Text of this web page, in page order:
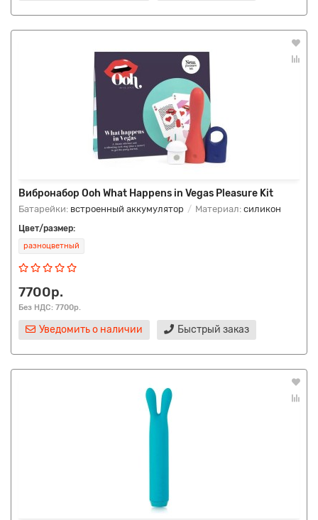
Вибронабор Ooh What Happens in Vegas Pleasure Kit
Батарейки: встроенный аккумулятор Материал: силикон
Цвет/размер:
разноцветный
7700р.
Без НДС: 7700р.
Уведомить о наличии Быстрый заказ